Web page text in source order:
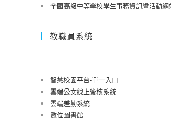
全國高級中等學校學生事務資訊暨活動網
教職員系統
智慧校園平台-單一入口
雲端公文線上簽核系統
雲端差勤系統
數位圖書館